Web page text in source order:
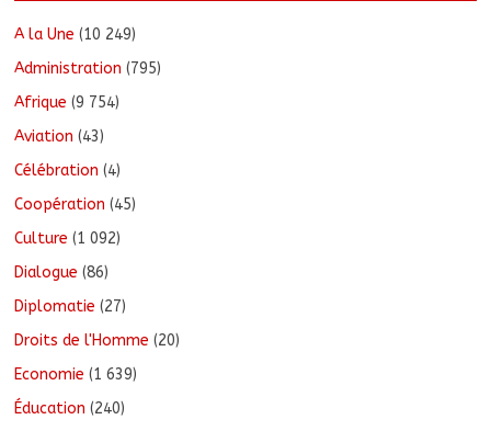
A la Une (10 249)
Administration (795)
Afrique (9 754)
Aviation (43)
Célébration (4)
Coopération (45)
Culture (1 092)
Dialogue (86)
Diplomatie (27)
Droits de l'Homme (20)
Economie (1 639)
Éducation (240)